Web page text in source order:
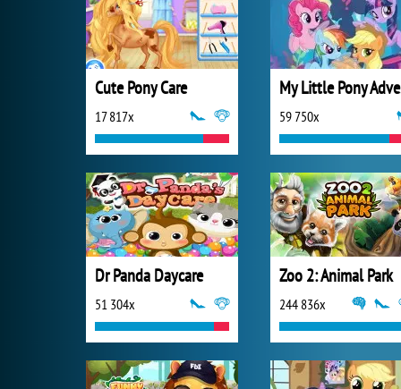
Cute Pony Care
17 817x
My
59 750x
Dr Panda Daycare
51 304x
Zoo 2: Animal Park
244 836x